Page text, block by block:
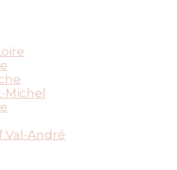
– 10 raisons
vers…
Michel
Val-André